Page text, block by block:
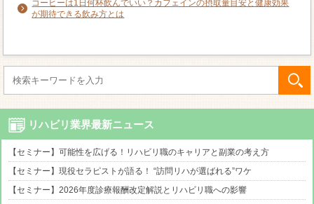
コーヒーは1日何杯飲んでいい？カフェインの摂取量目安と健康効果
が期待できる飲み方とは
リハビリ業界最新ニュース
【セミナー】可能性を広げる！リハビリ職のキャリアと副業の考え方
【セミナー】現役セラピストが語る！ “訪問リハが選ばれる”ワケ
【セミナー】2026年度診療報酬改定解説とリハビリ職への影響